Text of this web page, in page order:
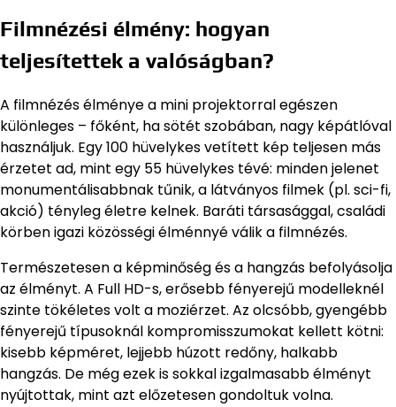
Filmnézési élmény: hogyan
teljesítettek a valóságban?
A filmnézés élménye a mini projektorral egészen
különleges – főként, ha sötét szobában, nagy képátlóval
használjuk. Egy 100 hüvelykes vetített kép teljesen más
érzetet ad, mint egy 55 hüvelykes tévé: minden jelenet
monumentálisabbnak tűnik, a látványos filmek (pl. sci-fi,
akció) tényleg életre kelnek. Baráti társasággal, családi
körben igazi közösségi élménnyé válik a filmnézés.
Természetesen a képminőség és a hangzás befolyásolja
az élményt. A Full HD-s, erősebb fényerejű modelleknél
szinte tökéletes volt a moziérzet. Az olcsóbb, gyengébb
fényerejű típusoknál kompromisszumokat kellett kötni:
kisebb képméret, lejjebb húzott redőny, halkabb
hangzás. De még ezek is sokkal izgalmasabb élményt
nyújtottak, mint azt előzetesen gondoltuk volna.